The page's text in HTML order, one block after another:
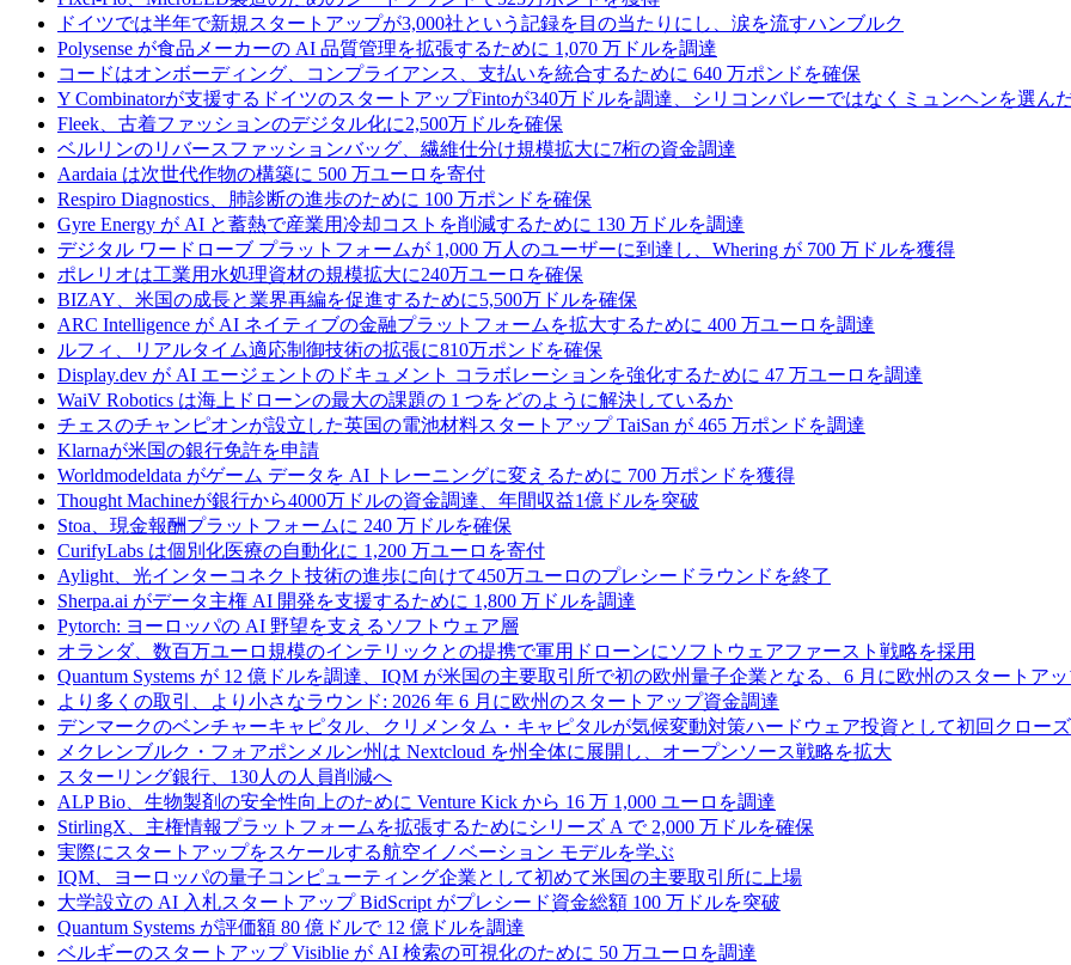
ドイツでは半年で新規スタートアップが3,000社という記録を目の当たりにし、涙を流すハンブルク
Polysense が食品メーカーの AI 品質管理を拡張するために 1,070 万ドルを調達
コードはオンボーディング、コンプライアンス、支払いを統合するために 640 万ポンドを確保
Y Combinatorが支援するドイツのスタートアップFintoが340万ドルを調達、シリコンバレーではなくミュンヘンを選ん
Fleek、古着ファッションのデジタル化に2,500万ドルを確保
ベルリンのリバースファッションバッグ、繊維仕分け規模拡大に7桁の資金調達
Aardaia は次世代作物の構築に 500 万ユーロを寄付
Respiro Diagnostics、肺診断の進歩のために 100 万ポンドを確保
Gyre Energy が AI と蓄熱で産業用冷却コストを削減するために 130 万ドルを調達
デジタル ワードローブ プラットフォームが 1,000 万人のユーザーに到達し、Whering が 700 万ドルを獲得
ポレリオは工業用水処理資材の規模拡大に240万ユーロを確保
BIZAY、米国の成長と業界再編を促進するために5,500万ドルを確保
ARC Intelligence が AI ネイティブの金融プラットフォームを拡大するために 400 万ユーロを調達
ルフィ、リアルタイム適応制御技術の拡張に810万ポンドを確保
Display.dev が AI エージェントのドキュメント コラボレーションを強化するために 47 万ユーロを調達
WaiV Robotics は海上ドローンの最大の課題の 1 つをどのように解決しているか
チェスのチャンピオンが設立した英国の電池材料スタートアップ TaiSan が 465 万ポンドを調達
Klarnaが米国の銀行免許を申請
Worldmodeldata がゲーム データを AI トレーニングに変えるために 700 万ポンドを獲得
Thought Machineが銀行から4000万ドルの資金調達、年間収益1億ドルを突破
Stoa、現金報酬プラットフォームに 240 万ドルを確保
CurifyLabs は個別化医療の自動化に 1,200 万ユーロを寄付
Aylight、光インターコネクト技術の進歩に向けて450万ユーロのプレシードラウンドを終了
Sherpa.ai がデータ主権 AI 開発を支援するために 1,800 万ドルを調達
Pytorch: ヨーロッパの AI 野望を支えるソフトウェア層
オランダ、数百万ユーロ規模のインテリックとの提携で軍用ドローンにソフトウェアファースト戦略を採用
Quantum Systems が 12 億ドルを調達、IQM が米国の主要取引所で初の欧州量子企業となる、6 月に欧州のスタートア
より多くの取引、より小さなラウンド: 2026 年 6 月に欧州のスタートアップ資金調達
デンマークのベンチャーキャピタル、クリメンタム・キャピタルが気候変動対策ハードウェア投資として初回クロー
メクレンブルク・フォアポンメルン州は Nextcloud を州全体に展開し、オープンソース戦略を拡大
スターリング銀行、130人の人員削減へ
ALP Bio、生物製剤の安全性向上のために Venture Kick から 16 万 1,000 ユーロを調達
StirlingX、主権情報プラットフォームを拡張するためにシリーズ A で 2,000 万ドルを確保
実際にスタートアップをスケールする航空イノベーション モデルを学ぶ
IQM、ヨーロッパの量子コンピューティング企業として初めて米国の主要取引所に上場
大学設立の AI 入札スタートアップ BidScript がプレシード資金総額 100 万ドルを突破
Quantum Systems が評価額 80 億ドルで 12 億ドルを調達
ベルギーのスタートアップ Visiblie が AI 検索の可視化のために 50 万ユーロを調達